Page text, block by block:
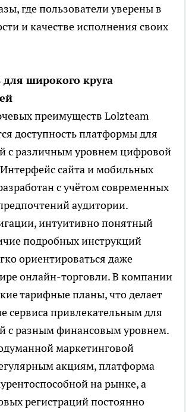
где пользователи уверены в
и качестве исполнения своих
для широкого круга
преимуществ Lolzteam
доступность платформы для
с различным уровнем цифровой
сайта и мобильных
с учётом современных
аудитории.
интуитивно понятный
подробных инструкций
ориентироваться даже
онлайн-торговли. В компании
тарифные планы, что делает
сервиса привлекательным для
с разным финансовым уровнем.
маркетинговой
акциям, платформа
на рынке, а
регистраций постоянно